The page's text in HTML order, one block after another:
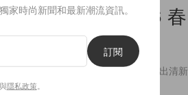
Wood 2016 春
其獨有的北歐風格簡約設計，打造出清新
，品牌推出了一波 2016
時尚新聞和最新潮流資訊。
訂閱
與隱私政策。